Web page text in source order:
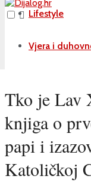
Lifestyle
Vjera i
Tko je Lav
knjiga o
papi i
Katoličkoj